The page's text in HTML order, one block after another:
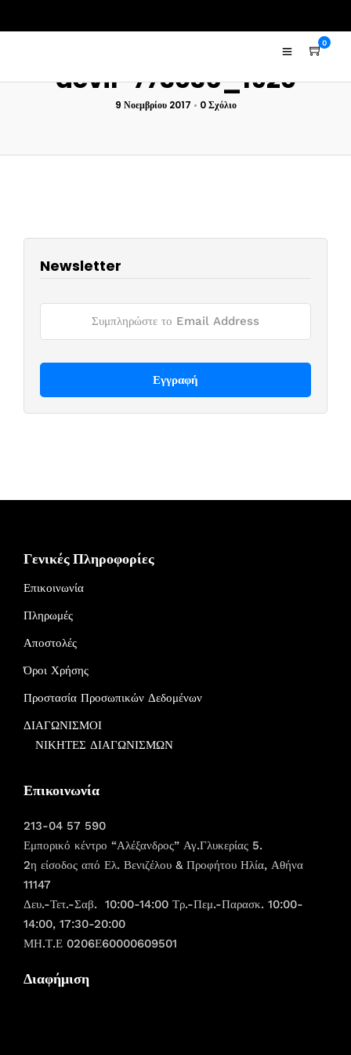
0
devil-773036_1920
9 Νοεμβρίου 2017 • 0 Σχόλιο
Newsletter
Γενικές Πληροφορίες
Επικοινωνία
Πληρωμές
Αποστολές
Όροι Χρήσης
Προστασία Προσωπικών Δεδομένων
ΔΙΑΓΩΝΙΣΜΟΙ
ΝΙΚΗΤΕΣ ΔΙΑΓΩΝΙΣΜΩΝ
Επικοινωνία
213-04 57 590
Εμπορικό κέντρο “Αλέξανδρος” Αγ.Γλυκερίας 5.
2η είσοδος από Ελ. Βενιζέλου & Προφήτου Ηλία, Αθήνα
11147
Δευ.-Τετ.-Σαβ. 10:00-14:00 Τρ.-Πεμ.-Παρασκ. 10:00-
14:00, 17:30-20:00
ΜΗ.Τ.Ε 0206Ε60000609501
Διαφήμιση